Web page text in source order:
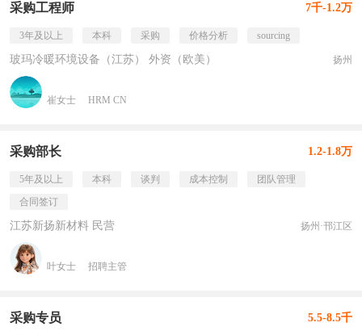
采购工程师 7千-1.2万
3年及以上 本科 采购 价格分析 sourcing
玻玛冷暖环境设备（江苏） 外资（欧美） 扬州
崔女士 HRM CN
采购部长 1.2-1.8万
5年及以上 本科 谈判 成本控制
团队管理
合同签订
江苏新扬新材料 民营 扬州·邗江区
叶女士 招聘主管
采购专员 5.5-8.5千